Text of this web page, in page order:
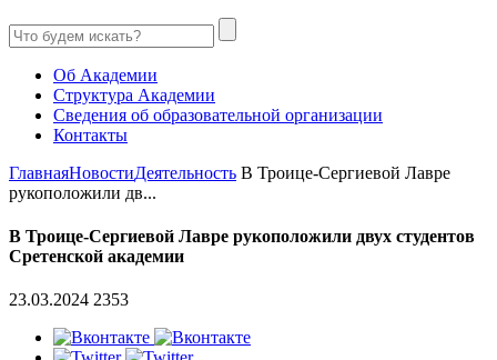
Об Академии
Структура Академии
Сведения об образовательной организации
Контакты
ГлавнаяНовостиДеятельность В Троице-Сергиевой Лавре
рукоположили дв...
В Троице-Сергиевой Лавре рукоположили двух студентов
Сретенской академии
23.03.2024 2353